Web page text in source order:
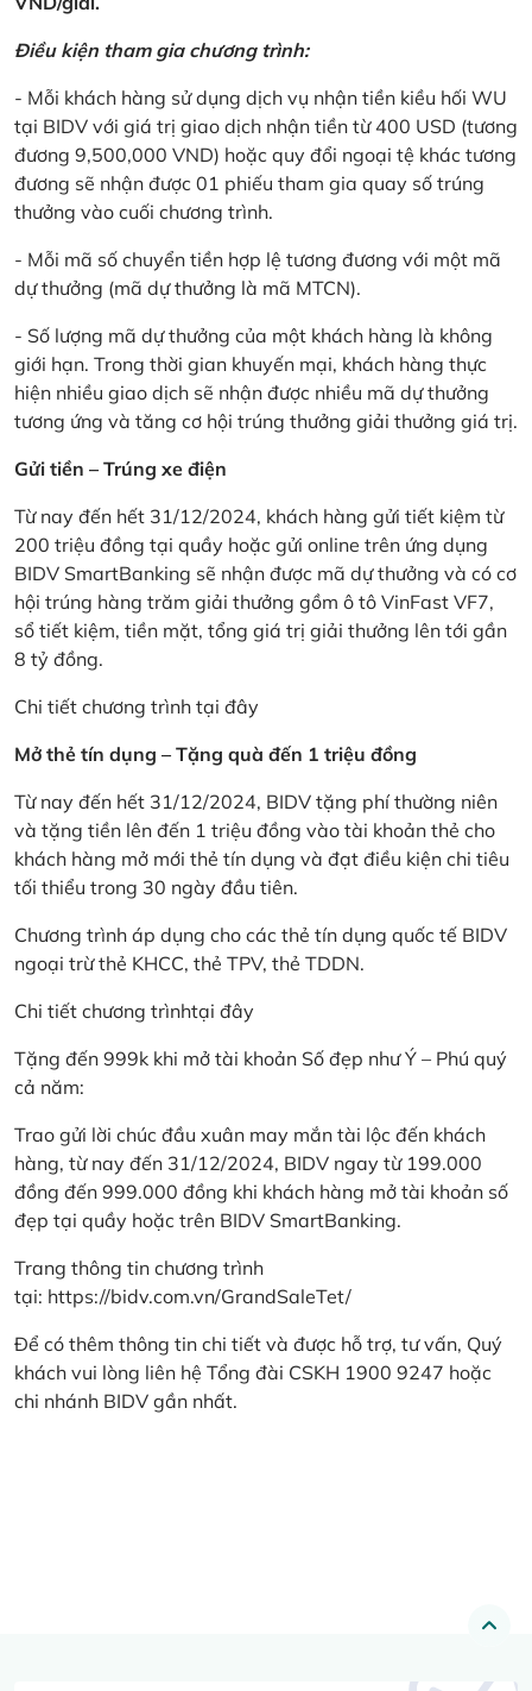
Điều kiện tham gia chương trình:
- Mỗi khách hàng sử dụng dịch vụ nhận tiền kiều hối WU
tại BIDV với giá trị giao dịch nhận tiền từ 400 USD (tương
đương 9,500,000 VND) hoặc quy đổi ngoại tệ khác tương
đương sẽ nhận được 01 phiếu tham gia quay số trúng
thưởng vào cuối chương trình.
- Mỗi mã số chuyển tiền hợp lệ tương đương với một mã
dự thưởng (mã dự thưởng là mã MTCN).
- Số lượng mã dự thưởng của một khách hàng là không
giới hạn. Trong thời gian khuyến mại, khách hàng thực
hiện nhiều giao dịch sẽ nhận được nhiều mã dự thưởng
tương ứng và tăng cơ hội trúng thưởng giải thưởng giá trị.
Gửi tiền – Trúng xe điện
Từ nay đến hết 31/12/2024, khách hàng gửi tiết kiệm từ
200 triệu đồng tại quầy hoặc gửi online trên ứng dụng
BIDV SmartBanking sẽ nhận được mã dự thưởng và có cơ
hội trúng hàng trăm giải thưởng gồm ô tô VinFast VF7,
sổ tiết kiệm, tiền mặt, tổng giá trị giải thưởng lên tới gần
8 tỷ đồng.
Chi tiết chương trình tại đây
Mở thẻ tín dụng – Tặng quà đến 1 triệu đồng
Từ nay đến hết 31/12/2024, BIDV tặng phí thường niên
và tặng tiền lên đến 1 triệu đồng vào tài khoản thẻ cho
khách hàng mở mới thẻ tín dụng và đạt điều kiện chi tiêu
tối thiểu trong 30 ngày đầu tiên.
Chương trình áp dụng cho các thẻ tín dụng quốc tế BIDV
ngoại trừ thẻ KHCC, thẻ TPV, thẻ TDDN.
Chi tiết chương trìnhtại đây
Tặng đến 999k khi mở tài khoản Số đẹp như Ý – Phú quý
cả năm:
Trao gửi lời chúc đầu xuân may mắn tài lộc đến khách
hàng, từ nay đến 31/12/2024, BIDV ngay từ 199.000
đồng đến 999.000 đồng khi khách hàng mở tài khoản số
đẹp tại quầy hoặc trên BIDV SmartBanking.
Trang thông tin chương trình
tại: https://bidv.com.vn/GrandSaleTet/
Để có thêm thông tin chi tiết và được hỗ trợ, tư vấn, Quý
khách vui lòng liên hệ Tổng đài CSKH 1900 9247 hoặc
chi nhánh BIDV gần nhất.